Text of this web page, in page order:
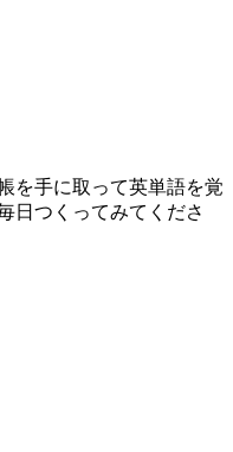
を手に取って英単語を覚
日つくってみてくださ